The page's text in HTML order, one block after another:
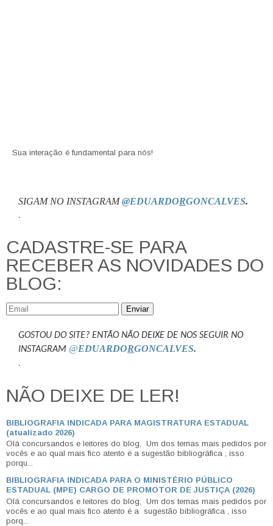
Sua interação é fundamental para nós!
SIGAM NO INSTAGRAM@EDUARDORGONCALVES.
.
CADASTRE-SE PARA
RECEBER AS NOVIDADES DO
BLOG:
Enviar
GOSTOU DO SITE? ENTÃO NÃO DEIXE DE NOS SEGUIR NO
INSTAGRAM @EDUARDORGONCALVES.
.
NÃO DEIXE DE LER!
BIBLIOGRAFIA INDICADA PARA MAGISTRATURA ESTADUAL
(atualizado 2026)
Olá concursandos e leitores do blog, Um dos temas mais pedidos por
vocês e ao qual mais fico atento é a sugestão bibliográfica , isso
porqu...
BIBLIOGRAFIA INDICADA PARA O MINISTÉRIO PÚBLICO
ESTADUAL (MPE) CARGO DE PROMOTOR DE JUSTIÇA (2026)
Olá concursandos e leitores do blog, Um dos temas mais pedidos por
vocês e ao qual mais fico atento é a sugestão bibliográfica , isso
porq...